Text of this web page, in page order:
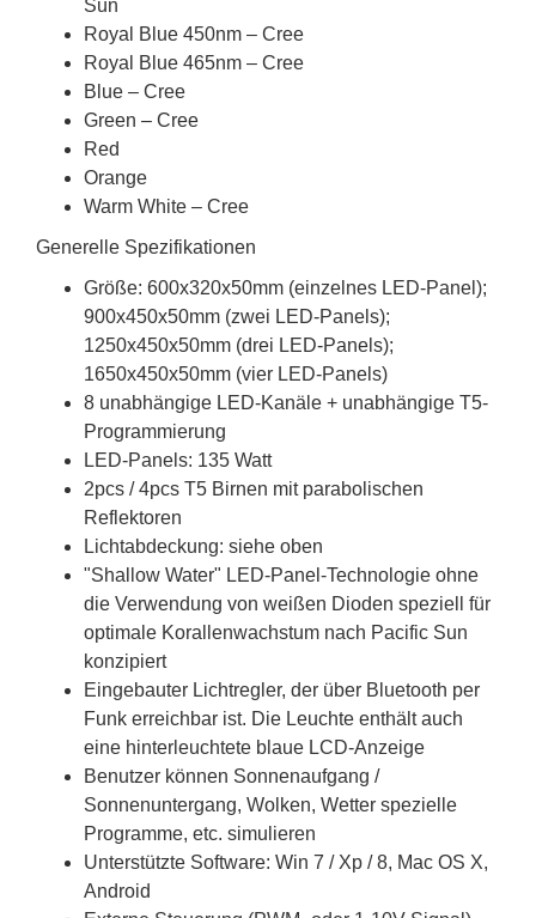
Sun
Royal Blue 450nm – Cree
Royal Blue 465nm – Cree
Blue – Cree
Green – Cree
Red
Orange
Warm White – Cree
Generelle Spezifikationen
Größe: 600x320x50mm (einzelnes LED-Panel);
900x450x50mm (zwei LED-Panels);
1250x450x50mm (drei LED-Panels);
1650x450x50mm (vier LED-Panels)
8 unabhängige LED-Kanäle + unabhängige T5-
Programmierung
LED-Panels: 135 Watt
2pcs / 4pcs T5 Birnen mit parabolischen
Reflektoren
Lichtabdeckung: siehe oben
"Shallow Water" LED-Panel-Technologie ohne
die Verwendung von weißen Dioden speziell für
optimale Korallenwachstum nach Pacific Sun
konzipiert
Eingebauter Lichtregler, der über Bluetooth per
Funk erreichbar ist. Die Leuchte enthält auch
eine hinterleuchtete blaue LCD-Anzeige
Benutzer können Sonnenaufgang /
Sonnenuntergang, Wolken, Wetter spezielle
Programme, etc. simulieren
Unterstützte Software: Win 7 / Xp / 8, Mac OS X,
Android